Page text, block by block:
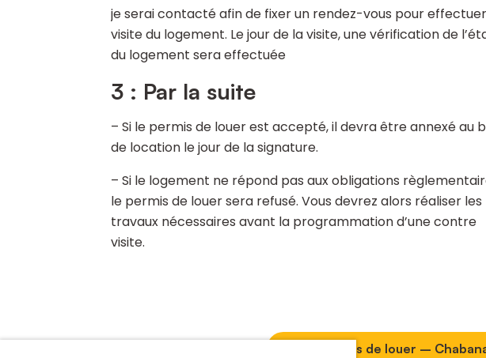
je serai contacté afin de fixer un rendez-vous pour
visite du logement. Le jour de la visite, une vérification de
du logement sera effectuée
3 : Par la suite
– Si le permis de louer est accepté, il devra être annexé au
de location le jour de la signature.
– Si le logement ne répond pas aux obligations
le permis de louer sera refusé. Vous devrez alors réaliser les
travaux nécessaires avant la programmation d’une contre
visite.
Mémo permis de louer –